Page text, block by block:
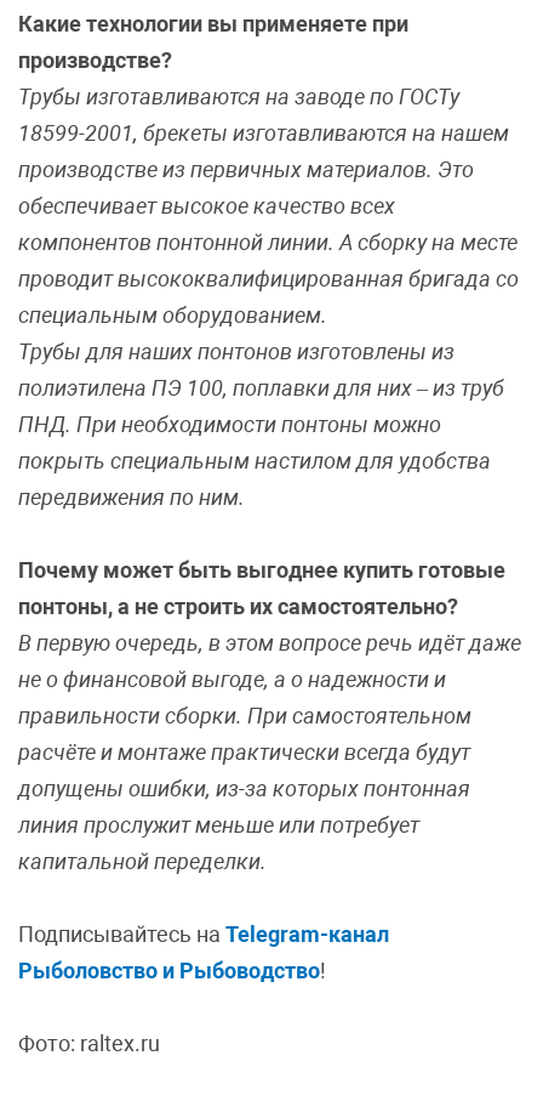
Какие технологии вы применяете при
производстве?
Трубы изготавливаются на заводе по ГОСТу
18599-2001, брекеты изготавливаются на нашем
производстве из первичных материалов. Это
обеспечивает высокое качество всех
компонентов понтонной линии. А сборку на месте
проводит высококвалифицированная бригада со
специальным оборудованием.
Трубы для наших понтонов изготовлены из
полиэтилена ПЭ 100, поплавки для них – из труб
ПНД. При необходимости понтоны можно
покрыть специальным настилом для удобства
передвижения по ним.
Почему может быть выгоднее купить готовые
понтоны, а не строить их самостоятельно?
В первую очередь, в этом вопросе речь идёт даже
не о финансовой выгоде, а о надежности и
правильности сборки. При самостоятельном
расчёте и монтаже практически всегда будут
допущены ошибки, из-за которых понтонная
линия прослужит меньше или потребует
капитальной переделки.
Подписывайтесь на Telegram-канал
Рыболовство и Рыбоводство!
Фото: raltex.ru